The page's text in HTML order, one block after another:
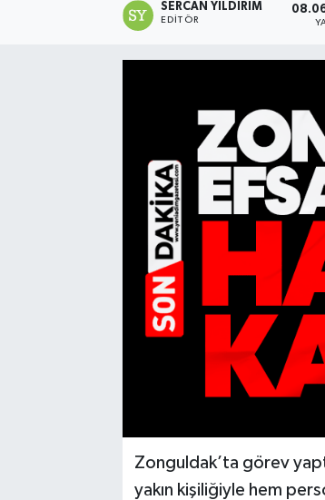
SERCAN YILDIRIM
EDITÖR
Zonguldak’ta görev
yakın kişiliğiyle hem
RESMİ İLAN